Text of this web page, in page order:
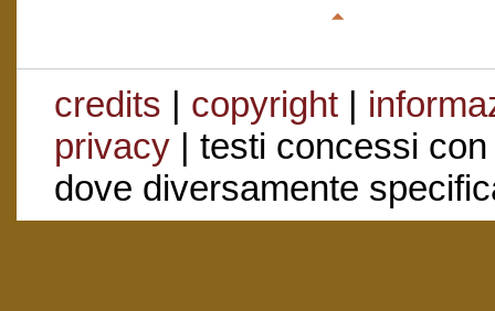
credits | copyright|
privacy| testi concessi
dove diversamente